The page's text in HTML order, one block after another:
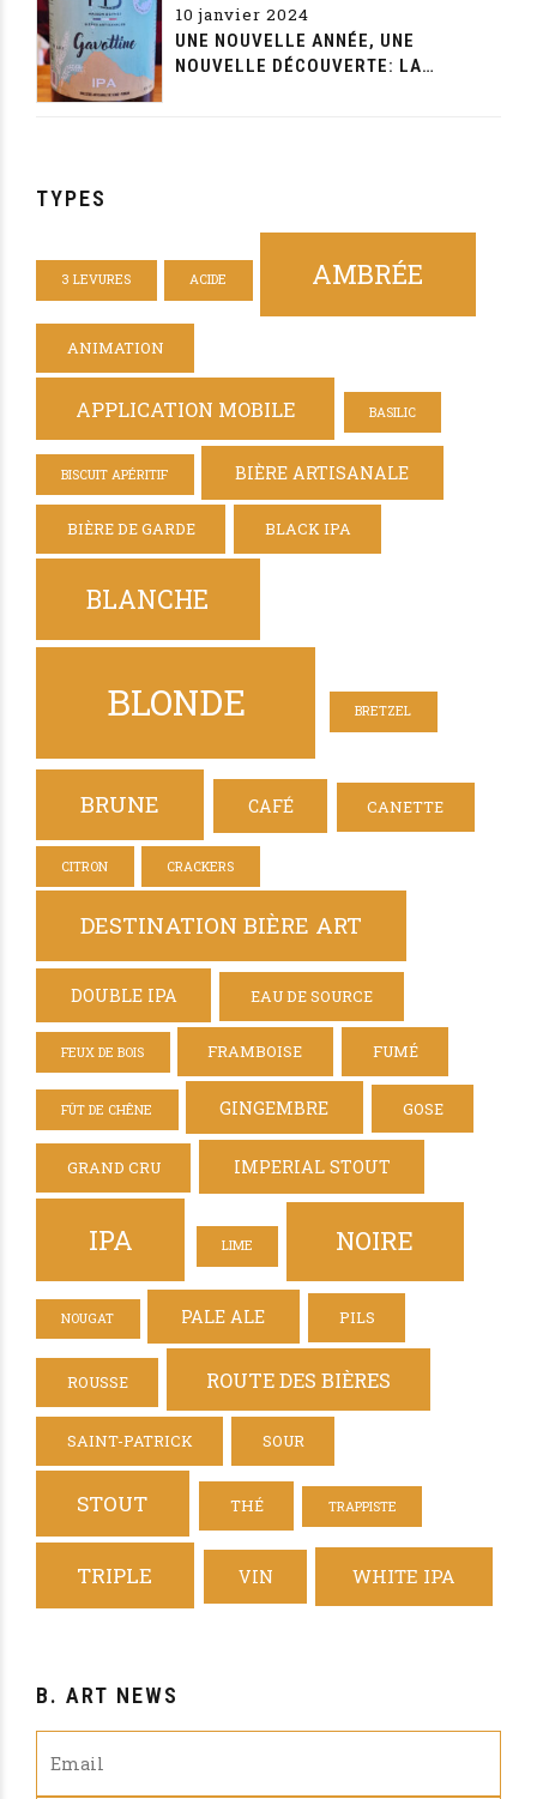
10 janvier 2024
UNE NOUVELLE ANNÉE, UNE
NOUVELLE DÉCOUVERTE: LA
TYPES
3 LEVURES ACIDE AMBRÉE
ANIMATION
APPLICATION MOBILE BASILIC
BISCUIT APÉRITIF BIÈRE ARTISANALE
BIÈRE DE GARDE BLACK IPA
BLANCHE
BLONDE BRETZEL
BRUNE CAFÉ CANETTE
CITRON CRACKERS
DESTINATION BIÈRE ART
DOUBLE IPA EAU DE SOURCE
FEUX DE BOIS FRAMBOISE FUMÉ
FÛT DE CHÊNE GINGEMBRE GOSE
GRAND CRU IMPERIAL STOUT
IPA LIME NOIRE
NOUGAT PALE ALE PILS
ROUSSE ROUTE DES BIÈRES
SAINT-PATRICK SOUR
STOUT THÉ TRAPPISTE
TRIPLE VIN WHITE IPA
B. ART NEWS